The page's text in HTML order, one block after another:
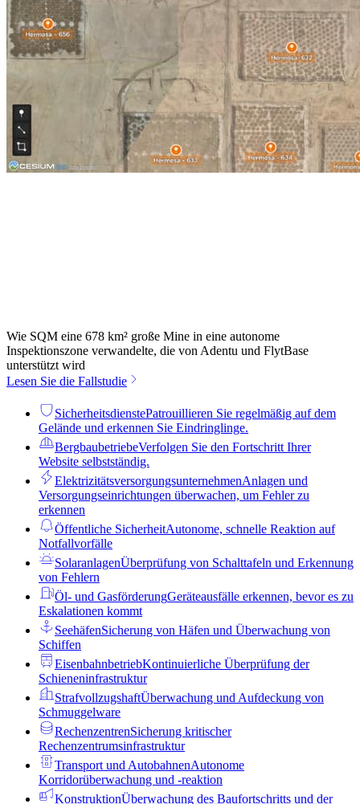
Wie SQM eine 678 km² große Mine in eine autonome
Inspektionszone verwandelte, die von Adentu und FlytBase
unterstützt wird
Lesen Sie die Fallstudie
SicherheitsdienstePatrouillieren Sie regelmäßig auf dem
Gelände und erkennen Sie Eindringlinge.
BergbaubetriebeVerfolgen Sie den Fortschritt Ihrer
Website selbstständig.
ElektrizitätsversorgungsunternehmenAnlagen und
Versorgungseinrichtungen überwachen, um Fehler zu
erkennen
Öffentliche SicherheitAutonome, schnelle Reaktion auf
Notfallvorfälle
SolaranlagenÜberprüfung von Schalttafeln und Erkennung
von Fehlern
Öl- und GasförderungGeräteausfälle erkennen, bevor es zu
Eskalationen kommt
SeehäfenSicherung von Häfen und Überwachung von
Schiffen
EisenbahnbetriebKontinuierliche Überprüfung der
Schieneninfrastruktur
StrafvollzugshaftÜberwachung und Aufdeckung von
Schmuggelware
RechenzentrenSicherung kritischer
Rechenzentrumsinfrastruktur
Transport und AutobahnenAutonome
Korridorüberwachung und -reaktion
KonstruktionÜberwachung des Baufortschritts und der